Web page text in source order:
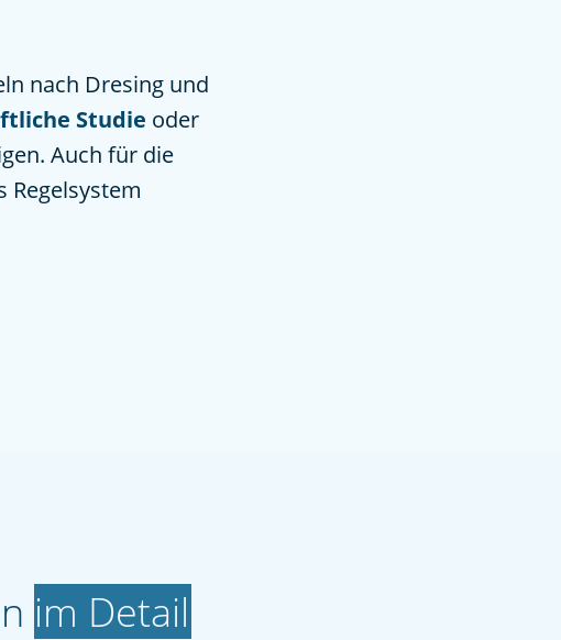
nach Dresing und
Studie oder
Auch für die
Regelsystem
im Detail